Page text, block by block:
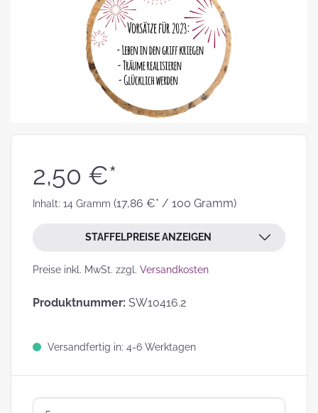
2,50 €*
Inhalt: 14 Gramm (17,86 €* / 100 Gramm)
STAFFELPREISE ANZEIGEN
Preise inkl. MwSt. zzgl. Versandkosten
Produktnummer: SW10416.2
Versandfertig in: 4-6 Werktagen